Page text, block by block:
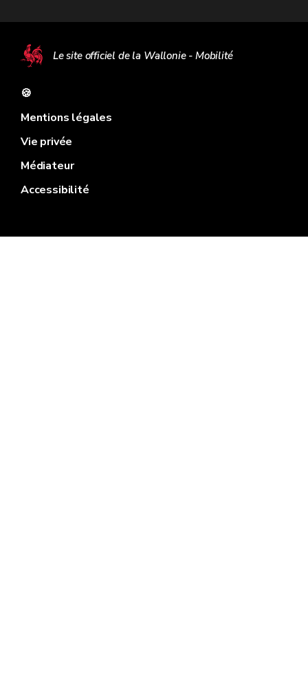
Le site officiel de la Wallonie - Mobilité
🍪
Mentions légales
Vie privée
Médiateur
Accessibilité